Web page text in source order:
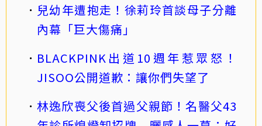
兒幼年遭抱走！徐莉玲首談母子分離
內幕「巨大傷痛」
BLACKPINK出道10週年惹眾怒！
JISOO公開道歉：讓你們失望了
林逸欣喪父後首過父親節！名醫父43